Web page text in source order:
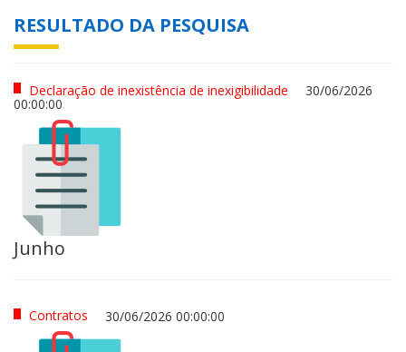
RESULTADO DA PESQUISA
Declaração de inexistência de inexigibilidade 30/06/2026
00:00:00
Junho
Contratos 30/06/2026 00:00:00